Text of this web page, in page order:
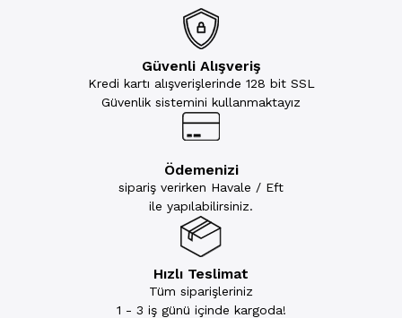
Güvenli Alışveriş
Kredi kartı alışverişlerinde 128 bit SSL
Güvenlik sistemini kullanmaktayız
Ödemenizi
sipariş verirken Havale / Eft
ile yapılabilirsiniz.
Hızlı Teslimat
Tüm siparişleriniz
1 - 3 iş günü içinde kargoda!